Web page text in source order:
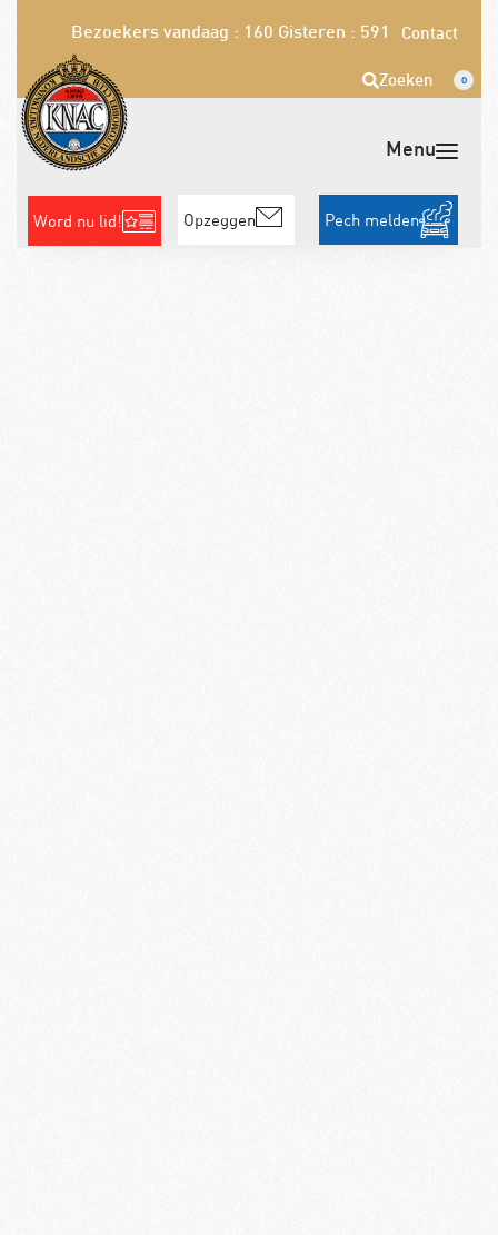
Bezoekers vandaag : 160 Gisteren : 591 Contact
Zoeken 0
Word nu lid! Opzeggen Pech melden